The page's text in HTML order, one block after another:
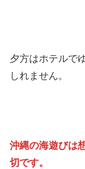
夕方はホテルで
しれません。
沖縄の海遊びは
切です。